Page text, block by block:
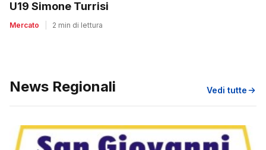
U19 Simone Turrisi
Mercato 2 min di lettura
News Regionali Vedi tutte